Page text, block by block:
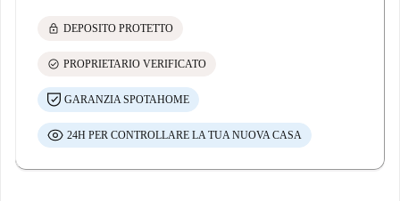
lock DEPOSITO PROTETTO
check_circle PROPRIETARIO VERIFICATO
GARANZIA SPOTAHOME
24H PER CONTROLLARE LA TUA NUOVA CASA